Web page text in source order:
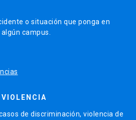
o situación que ponga en
campus.
de discriminación, violencia de